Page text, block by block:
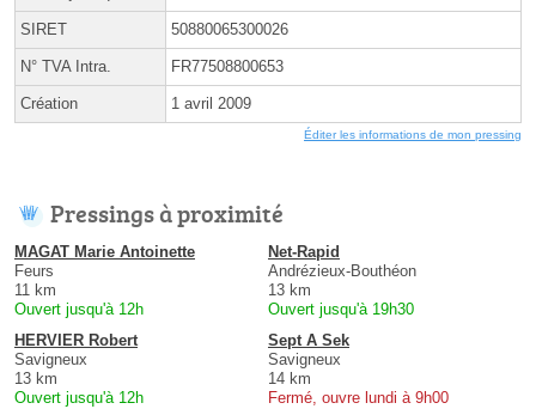
SIRET 50880065300026
N° TVA Intra. FR77508800653
Création 1 avril 2009
Éditer les informations de mon pressing
Pressings à proximité
MAGAT Marie Antoinette
Feurs
11 km
Ouvert jusqu'à 12h
Net-Rapid
Andrézieux-Bouthéon
13 km
Ouvert jusqu'à 19h30
HERVIER Robert
Savigneux
13 km
Ouvert jusqu'à 12h
Sept A Sek
Savigneux
14 km
Fermé, ouvre lundi à 9h00